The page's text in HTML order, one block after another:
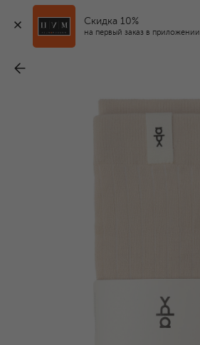
Скидка 10%
на первый заказ в приложении
YULA